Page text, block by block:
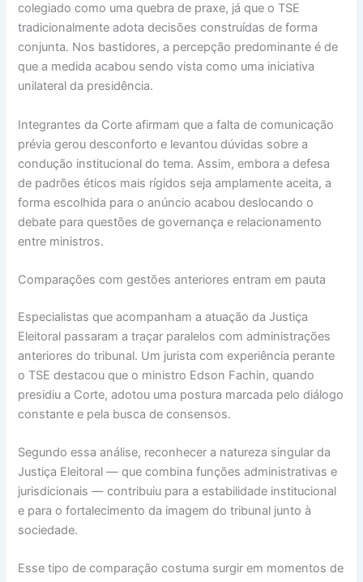
colegiado como uma quebra de praxe, já que o TSE
tradicionalmente adota decisões construídas de forma
conjunta. Nos bastidores, a percepção predominante é de
que a medida acabou sendo vista como uma iniciativa
unilateral da presidência.
Integrantes da Corte afirmam que a falta de comunicação
prévia gerou desconforto e levantou dúvidas sobre a
condução institucional do tema. Assim, embora a defesa
de padrões éticos mais rígidos seja amplamente aceita, a
forma escolhida para o anúncio acabou deslocando o
debate para questões de governança e relacionamento
entre ministros.
Comparações com gestões anteriores entram em pauta
Especialistas que acompanham a atuação da Justiça
Eleitoral passaram a traçar paralelos com administrações
anteriores do tribunal. Um jurista com experiência perante
o TSE destacou que o ministro Edson Fachin, quando
presidiu a Corte, adotou uma postura marcada pelo diálogo
constante e pela busca de consensos.
Segundo essa análise, reconhecer a natureza singular da
Justiça Eleitoral — que combina funções administrativas e
jurisdicionais — contribuiu para a estabilidade institucional
e para o fortalecimento da imagem do tribunal junto à
sociedade.
Esse tipo de comparação costuma surgir em momentos de